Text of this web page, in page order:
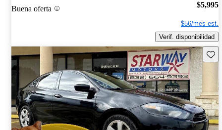
Buena oferta $5,995
$56/mes est.
Verif. disponibilidad